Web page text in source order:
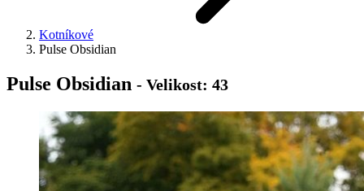
Kotníkové
Pulse Obsidian
Pulse Obsidian - Velikost: 43